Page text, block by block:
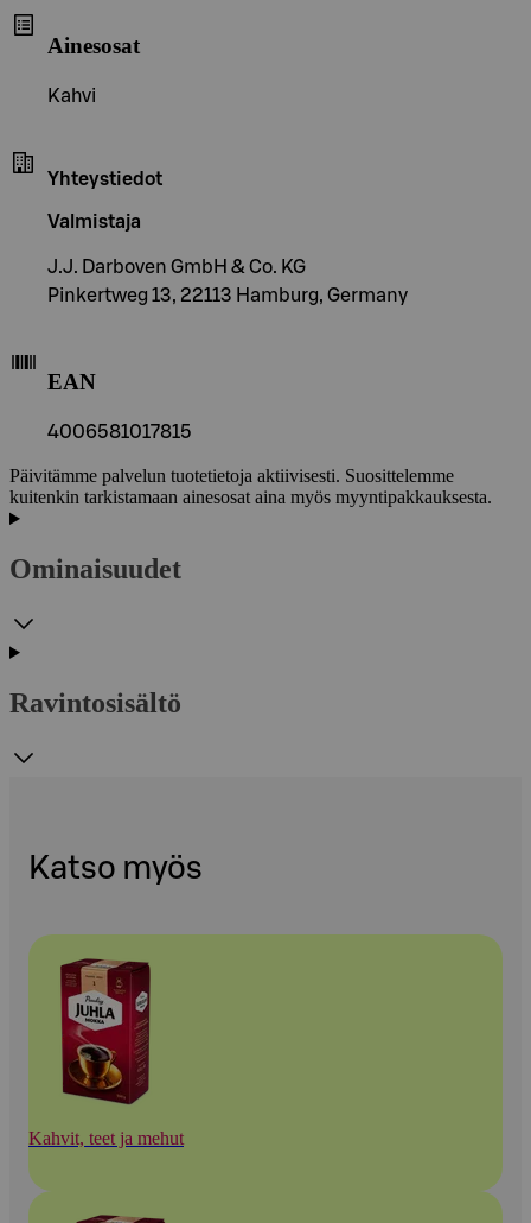
Ainesosat
Kahvi
Yhteystiedot
Valmistaja
J.J. Darboven GmbH & Co. KG
Pinkertweg 13, 22113 Hamburg, Germany
EAN
4006581017815
Päivitämme palvelun tuotetietoja aktiivisesti. Suosittelemme
kuitenkin tarkistamaan ainesosat aina myös myyntipakkauksesta.
Ominaisuudet
Ravintosisältö
Katso myös
Kahvit, teet ja mehut